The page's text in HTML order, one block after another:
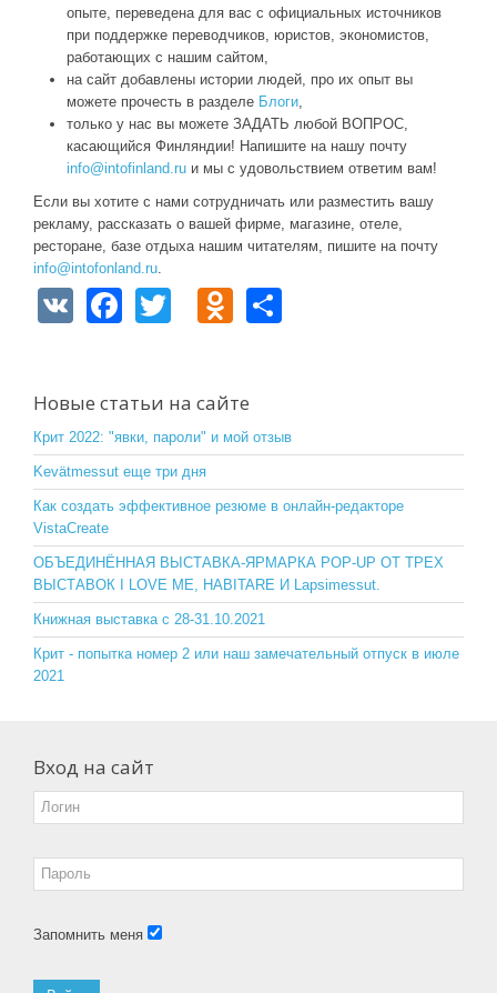
опыте, переведена для вас с официальных источников
при поддержке переводчиков, юристов, экономистов,
работающих с нашим сайтом,
на сайт добавлены истории людей, про их опыт вы
можете прочесть в разделе Блоги,
только у нас вы можете ЗАДАТЬ любой ВОПРОС,
касающийся Финляндии! Напишите на нашу почту
info@intofinland.ru и мы с удовольствием ответим вам!
Если вы хотите с нами сотрудничать или разместить вашу
рекламу, рассказать о вашей фирме, магазине, отеле,
ресторане, базе отдыха нашим читателям, пишите на почту
info@intofonland.ru.
V
F
e
b
o
o
k
er
O
o
kl
a
ss
ni
ki
Новые статьи на сайте
Крит 2022: "явки, пароли" и мой отзыв
Kevätmessut еще три дня
Как создать эффективное резюме в онлайн-редакторе
VistaCreate
ОБЪЕДИНЁННАЯ ВЫСТАВКА-ЯРМАРКА POP-UP ОТ ТРЕХ
ВЫСТАВОК I LOVE ME, HABITARE И Lapsimessut.
Книжная выставка с 28-31.10.2021
Крит - попытка номер 2 или наш замечательный отпуск в июле
2021
Вход на сайт
Запомнить меня